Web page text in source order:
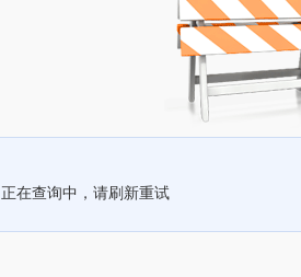
正在查询中，请刷新重试